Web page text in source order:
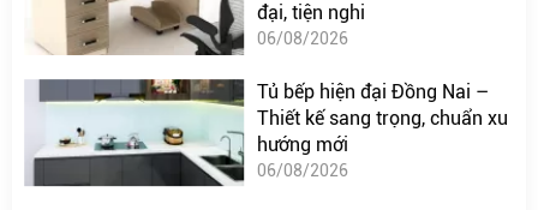
đại, tiện nghi
06/08/2026
Tủ bếp hiện đại Đồng Nai –
Thiết kế sang trọng, chuẩn xu
hướng mới
06/08/2026